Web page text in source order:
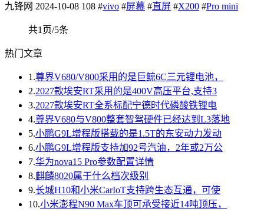
九锋网 2024-10-08 108 #vivo #屏幕 #直屏 #X200 #Pro mini
共1页/5条
热门文章
1.尊界V680/V800采用的是巨鲸6C三元锂电池，
2.2027款埃安RT采用的是400V高压平台,支持3
3.2027款埃安RT全系标配宁德时代磷酸铁锂电
4.尊界V680与V800整套智驾硬件已经达到L3落地
5.小鹏G9L增程版搭载的是1.5T的东安动力发动
6.小鹏G9L增程版支持加92号汽油，2年或2万公
7.华为nova15 Pro参数配置详情
8.麒麟8020属于什么档次级别
9.长城H10和小米CarIoT支持跨生态互通，可使
10.小米澎程N90 Max车顶可承受接近14吨顶压，